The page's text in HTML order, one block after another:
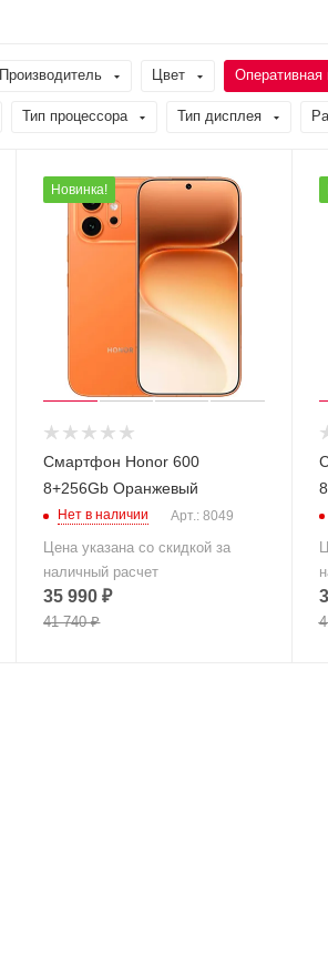
Производитель Цвет Оперативная
Тип процессора Тип дисплея
Новинка!
Смартфон Honor 600
8+256Gb Оранжевый
Нет в наличии Арт.: 8049
Цена указана со скидкой за
наличный расчет
35 990 ₽
41 740₽